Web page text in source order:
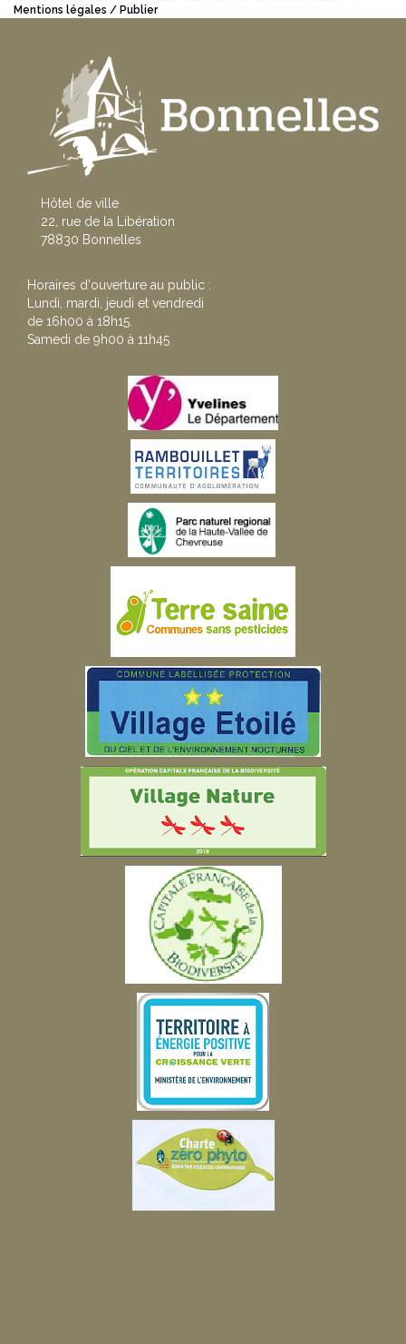
Mentions légales
Publier
Hôtel de ville
22, rue de la Libération
78830 Bonnelles
Horaires d'ouverture au public :
Lundi, mardi, jeudi et vendredi
de 16h00 à 18h15.
Samedi de 9h00 à 11h45